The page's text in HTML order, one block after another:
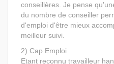
conseillères. Je pense
du nombre de conseiller
d'emploi d'être mieux
meilleur suivi.
2) Cap Emploi
Etant reconnu travailleur